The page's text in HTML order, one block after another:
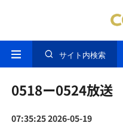
サイト内検索
0518ー0524放送
07:35:25 2026-05-19